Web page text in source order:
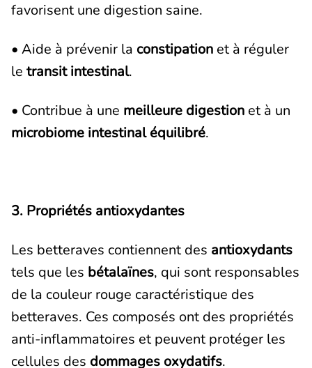
favorisent une digestion saine.
• Aide à prévenir la constipation et à réguler
le transit intestinal.
• Contribue à une meilleure digestion et à un
microbiome intestinal équilibré.
3. Propriétés antioxydantes
Les betteraves contiennent des antioxydants
tels que les bétalaïnes, qui sont responsables
de la couleur rouge caractéristique des
betteraves. Ces composés ont des propriétés
anti-inflammatoires et peuvent protéger les
cellules des dommages oxydatifs.